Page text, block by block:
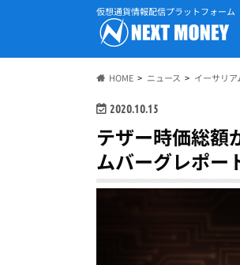
仮想通貨情報配信プラットフォーム
HOME ニュース イーサリア
2020.10.15
テザー時価総額
ムバーグレポー